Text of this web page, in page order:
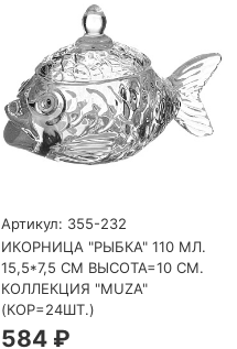
Артикул: 355-232
ИКОРНИЦА "РЫБКА" 110 МЛ.
15,5*7,5 СМ ВЫСОТА=10 СМ.
КОЛЛЕКЦИЯ "MUZA"
(КОР=24ШТ.)
584 ₽